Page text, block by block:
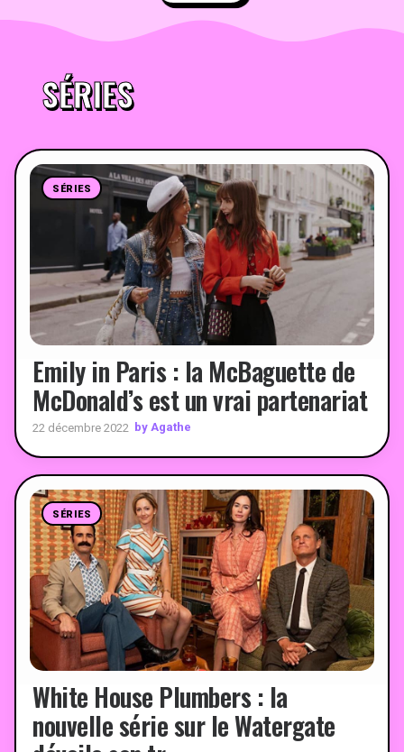
SÉRIES
SÉRIES
Emily in Paris : la McBaguette de
McDonald’s est un vrai partenariat
22 décembre 2022 by Agathe
SÉRIES
White House Plumbers : la
nouvelle série sur le Watergate